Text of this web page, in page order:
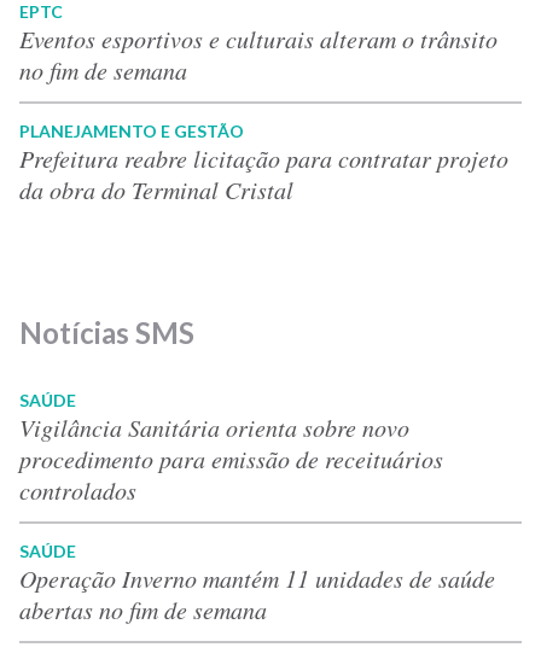
EPTC
Eventos esportivos e culturais alteram o trânsito
no fim de semana
PLANEJAMENTO E GESTÃO
Prefeitura reabre licitação para contratar projeto
da obra do Terminal Cristal
Notícias SMS
SAÚDE
Vigilância Sanitária orienta sobre novo
procedimento para emissão de receituários
controlados
SAÚDE
Operação Inverno mantém 11 unidades de saúde
abertas no fim de semana